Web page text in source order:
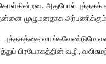
அதுபோல் புத்தகக்
முழுமனதாக
புத்தகத்தை
பிரயோகத்தின் வழி,